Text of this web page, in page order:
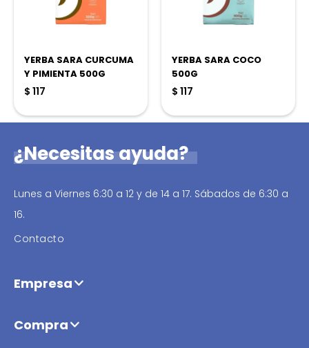
YERBA SARA CURCUMA
Y PIMIENTA 500G
$ 117
YERBA SARA COCO
500G
$ 117
¿Necesitas ayuda?
Lunes a Viernes 6:30 a 12 y de 14 a 17. Sábados de 6:30 a
16.
Contacto
Empresa
Compra